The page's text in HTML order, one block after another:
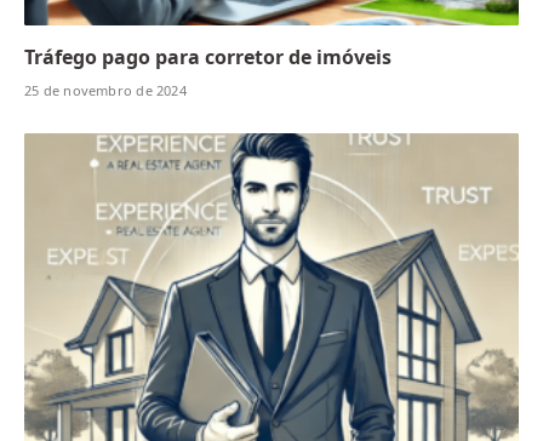
Tráfego pago para corretor de imóveis
25 de novembro de 2024